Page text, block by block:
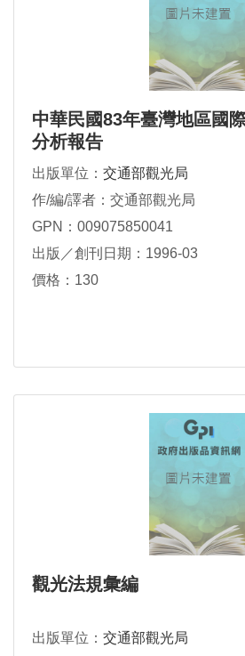
中華民國83年臺灣地區國
分析報告
出版單位： 交通部觀光局
作/編/譯者：交通部觀光局
GPN：009075850041
出版／創刊日期：1996-03
價格：130
觀光法規彙編
出版單位： 交通部觀光局